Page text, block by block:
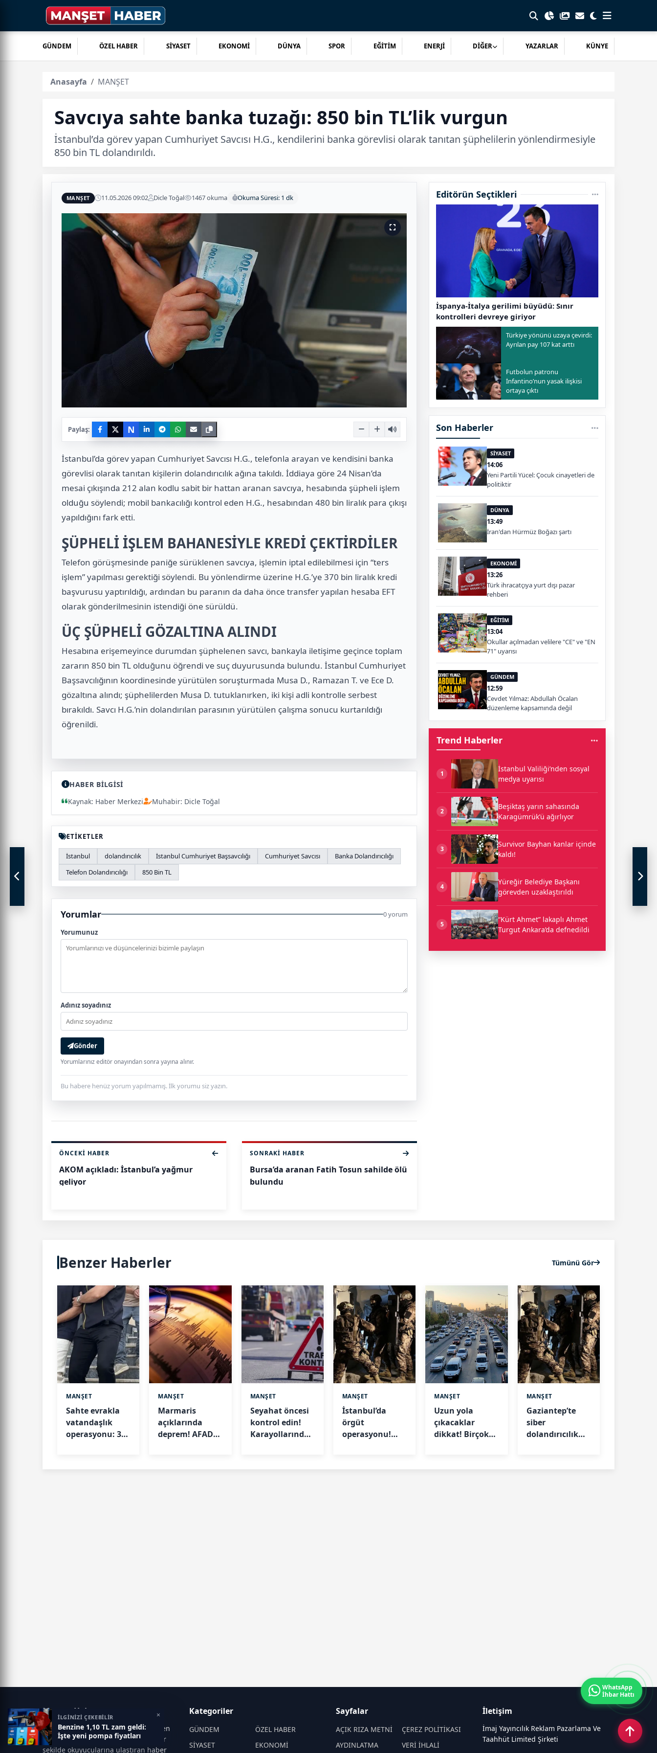
GÜNDEM ÖZEL HABER SİYASET EKONOMİ DÜNYA SPOR EĞİTİM ENERJİ DİĞER YAZARLAR KÜNYE
Anasayfa MANŞET
Savcıya sahte banka tuzağı: 850 bin TL’lik vurgun
İstanbul’da görev yapan Cumhuriyet Savcısı H.G., kendilerini banka görevlisi olarak tanıtan şüphelilerin yönlendirmesiyle
850 bin TL dolandırıldı.
MANŞET 11.05.2026 09:02 Dicle Toğal 1467 okuma Okuma Süresi: 1 dk
Paylaş: N
İstanbul’da görev yapan Cumhuriyet Savcısı H.G., telefonla arayan ve kendisini banka
görevlisi olarak tanıtan kişilerin dolandırıcılık ağına takıldı. İddiaya göre 24 Nisan’da
mesai çıkışında 212 alan kodlu sabit bir hattan aranan savcıya, hesabında şüpheli işlem
olduğu söylendi; mobil bankacılığı kontrol eden H.G., hesabından 480 bin liralık para çıkışı
yapıldığını fark etti.
ŞÜPHELİ İŞLEM BAHANESİYLE KREDİ ÇEKTİRDİLER
Telefon görüşmesinde paniğe sürüklenen savcıya, işlemin iptal edilebilmesi için “ters
işlem” yapılması gerektiği söylendi. Bu yönlendirme üzerine H.G.’ye 370 bin liralık kredi
başvurusu yaptırıldığı, ardından bu paranın da daha önce transfer yapılan hesaba EFT
olarak gönderilmesinin istendiği öne sürüldü.
ÜÇ ŞÜPHELİ GÖZALTINA ALINDI
Hesabına erişemeyince durumdan şüphelenen savcı, bankayla iletişime geçince toplam
zararın 850 bin TL olduğunu öğrendi ve suç duyurusunda bulundu. İstanbul Cumhuriyet
Başsavcılığının koordinesinde yürütülen soruşturmada Musa D., Ramazan T. ve Ece D.
gözaltına alındı; şüphelilerden Musa D. tutuklanırken, iki kişi adli kontrolle serbest
bırakıldı. Savcı H.G.’nin dolandırılan parasının yürütülen çalışma sonucu kurtarıldığı
öğrenildi.
HABER BİLGİSİ
Kaynak: Haber Merkezi
Muhabir: Dicle Toğal
ETİKETLER
İstanbul dolandırıcılık İstanbul Cumhuriyet Başsavcılığı Cumhuriyet Savcısı
Banka Dolandırıcılığı
Telefon Dolandırıcılığı
850 Bin TL
Yorumlar 0 yorum
Yorumunuz
Adınız soyadınız
Gönder
Yorumlarınız editör onayından sonra yayına alınır.
Bu habere henüz yorum yapılmamış. İlk yorumu siz yazın.
ÖNCEKI HABER
AKOM açıkladı: İstanbul’a yağmur
geliyor
SONRAKI HABER
Bursa’da aranan Fatih Tosun sahilde ölü
bulundu
Editörün Seçtikleri
İspanya-İtalya gerilimi büyüdü: Sınır
kontrolleri devreye giriyor
Türkiye yönünü uzaya çevirdi:
Ayrılan pay 107 kat arttı
Futbolun patronu
İnfantino’nun yasak ilişkisi
ortaya çıktı
Son Haberler
SİYASET
14:06
Yeni Partili Yücel: Çocuk cinayetleri de
politiktir
DÜNYA
13:49
İran'dan Hürmüz Boğazı şartı
EKONOMİ
13:26
Türk ihracatçıya yurt dışı pazar
rehberi
EĞİTİM
13:04
Okullar açılmadan velilere "CE" ve "EN
71" uyarısı
GÜNDEM
12:59
Cevdet Yılmaz: Abdullah Öcalan
düzenleme kapsamında değil
Trend Haberler
1
İstanbul Valiliği’nden sosyal
medya uyarısı
2
Beşiktaş yarın sahasında
Karagümrük’ü ağırlıyor
3
Survivor Bayhan kanlar içinde
kaldı!
4
Yüreğir Belediye Başkanı
görevden uzaklaştırıldı
5
“Kürt Ahmet” lakaplı Ahmet
Turgut Ankara’da defnedildi
Benzer Haberler Tümünü Gör
MANŞET
Sahte evrakla
vatandaşlık
operasyonu: 32
MANŞET
Marmaris
açıklarında
deprem! AFAD
MANŞET
Seyahat öncesi
kontrol edin!
Karayollarında
MANŞET
İstanbul’da
örgüt
operasyonu!
MANŞET
Uzun yola
çıkacaklar
dikkat! Birçok
MANŞET
Gaziantep’te
siber
dolandırıcılık
İLGİNİZİ ÇEKEBİLİR
Benzine 1,10 TL zam geldi:
İşte yeni pompa fiyatları
×
Manşet Haber
Manşet Haber, Türkiye ve dünyadan en
güncel gelişmeleri tarafsız ve hızlı bir
şekilde okuyucularına ulaştıran haber
Kategoriler
GÜNDEM
ÖZEL HABER
SİYASET
EKONOMİ
Sayfalar
AÇIK RIZA METNİ
ÇEREZ POLİTİKASI
AYDINLATMA
VERİ İHLALİ
İletişim
İmaj Yayıncılık Reklam Pazarlama Ve
Taahhüt Limited Şirketi
WhatsApp
İhbar Hattı